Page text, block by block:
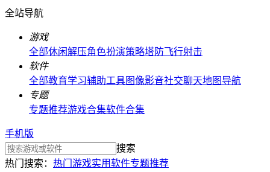
全站导航
游戏
全部休闲解压角色扮演策略塔防飞行射击
软件
全部教育学习辅助工具图像影音社交聊天地图导航
专题
专题推荐游戏合集软件合集
手机版
搜索
热门搜索： 热门游戏实用软件专题推荐